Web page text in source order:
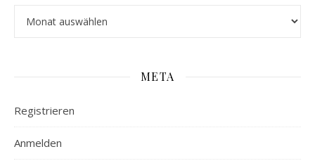
META
Registrieren
Anmelden